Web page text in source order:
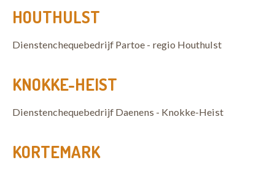
HOUTHULST
Dienstenchequebedrijf Partoe - regio Houthulst
KNOKKE-HEIST
Dienstenchequebedrijf Daenens - Knokke-Heist
KORTEMARK